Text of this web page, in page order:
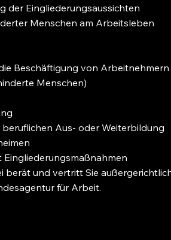
der Eingliederungsaussichten
Menschen am Arbeitsleben
Beschäftigung von
Menschen)
Aus- oder Weiterbildung
berät und vertritt Sie
für Arbeit.